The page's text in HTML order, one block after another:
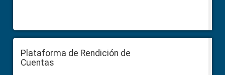
Plataforma de Rendición de
Cuentas